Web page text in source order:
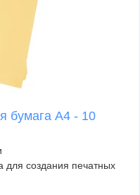
бумага А4 - 10
создания печатных